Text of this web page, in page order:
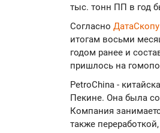
тыс. тонн ПП в год
Согласно ДатаСкопу
итогам восьми
годом ранее и
пришлось на
PetroChina -
Пекине. Она была
Компания
также